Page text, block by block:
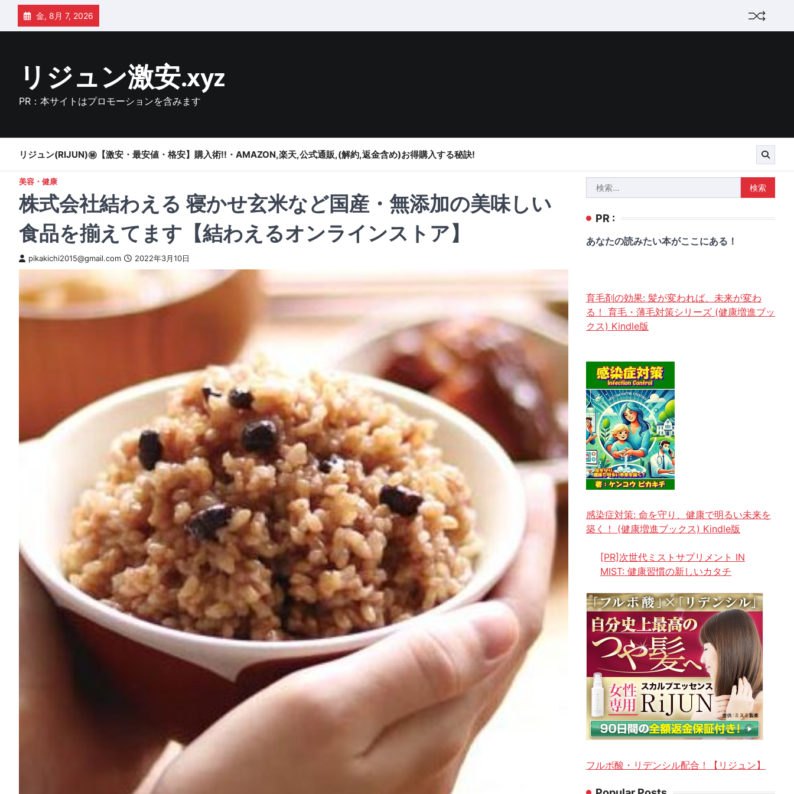
Skip
content
金, 8月 7, 2026
リジュン激安.xyz
PR：本サイトはプロモーションを含みます
リジュン(RIJUN)㊙【激安・最安値・格安】購入術!!・AMAZON,楽天,公式通販,(解約,返金含め)お得購入する秘訣!
美容・健康
株式会社結わえる 寝かせ玄米など国産・無添加の美味しい
食品を揃えてます【結わえるオンラインストア】
pikakichi2015@gmail.com 2022年3月10日
索:
PR :
あなたの読みたい本がここにある！
育毛剤の効果: 髪が変われば、未来が変わ
る！ 育毛・薄毛対策シリーズ (健康増進ブッ
クス) Kindle版
感染症対策: 命を守り、健康で明るい未来を
築く！ (健康増進ブックス) Kindle版
[PR]次世代ミストサプリメント IN
MIST: 健康習慣の新しいカタチ
フルボ酸・リデンシル配合！【リジュン】